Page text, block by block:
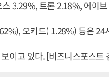
3.29%, 트론 2.18%, 에이
오키드(-1.28%) 등은 24
이고 있다. [비즈니스포스트